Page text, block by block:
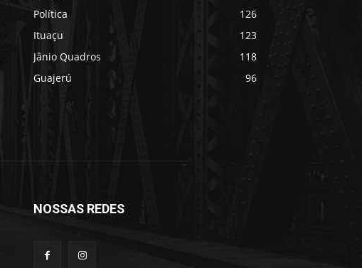
Política
126
Ituaçu
123
Jânio Quadros
118
Guajerú
96
NOSSAS REDES